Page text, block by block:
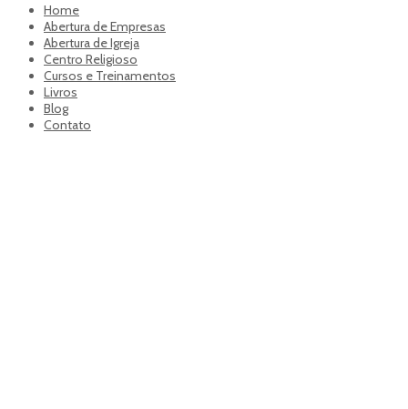
Home
Abertura de Empresas
Abertura de Igreja
Centro Religioso
Cursos e Treinamentos
Livros
Blog
Contato